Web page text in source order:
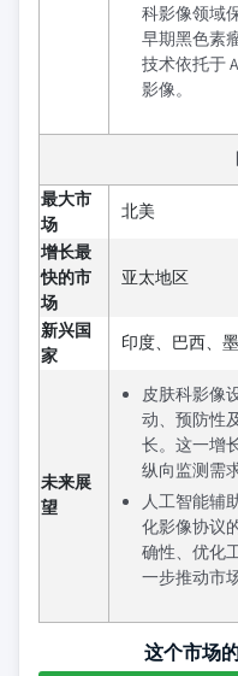
科影像领域
早期黑色素
技术依托于
影像。
最大市
场
北美
增长最
快的市
场
亚太地区
新兴国
家
印度、巴西、
未来展
望
皮肤科影像
动、预防性
长。这一增
纵向监测需
人工智能辅
化影像协议
确性、优化
一步推动市
这个市场